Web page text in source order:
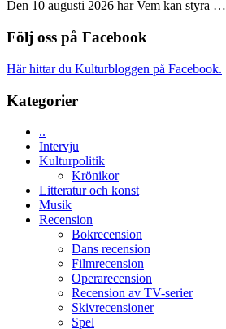
Den 10 augusti 2026 har Vem kan styra …
Följ oss på Facebook
Här hittar du Kulturbloggen på Facebook.
Kategorier
..
Intervju
Kulturpolitik
Krönikor
Litteratur och konst
Musik
Recension
Bokrecension
Dans recension
Filmrecension
Operarecension
Recension av TV-serier
Skivrecensioner
Spel